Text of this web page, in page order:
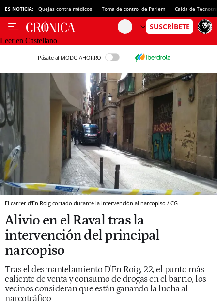
ES NOTICIA: Quejas contra médicos Toma de control de Parlem Caída de
Leer en Castellano
Pásate al MODO AHORRO
El carrer d'En Roig cortado durante la intervención al narcopiso / CG
Alivio en el Raval tras la
intervención del principal
narcopiso
Tras el desmantelamiento D'En Roig, 22, el punto más
caliente de venta y consumo de drogas en el barrio, los
vecinos consideran que están ganando la lucha al
narcotráfico